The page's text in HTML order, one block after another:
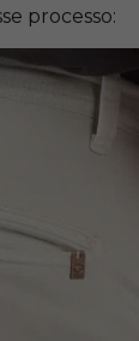
processo: